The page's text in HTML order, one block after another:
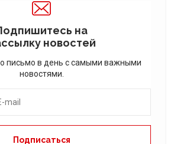
на
новостей
письмо в день с самыми важными
новостями.